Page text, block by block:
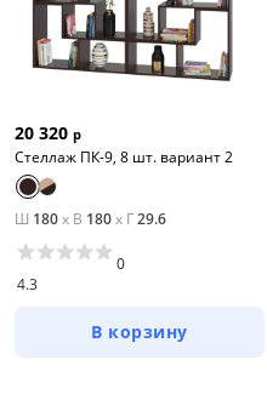
20 320 р
Стеллаж ПК-9, 8 шт. вариант 2
Ш 180x В 180x Г29.6
4.3
0
В корзину